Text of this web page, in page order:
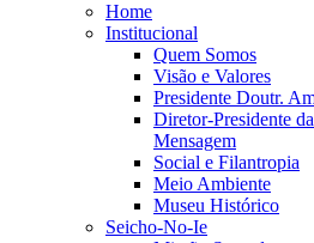
Home
Institucional
Quem Somos
Visão e Valores
Presidente Doutr.
Diretor-Presidente
Mensagem
Social e Filantropia
Meio Ambiente
Museu Histórico
Seicho-No-Ie